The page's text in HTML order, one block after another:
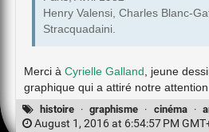
Henry Valensi, Charles Blanc-
Stracquadaini.
Merci à Cyrielle Galland , jeune
graphique qui a attiré notre
histoire · graphisme · cinéma ·
August 1, 2016 at 6:54:57 PM